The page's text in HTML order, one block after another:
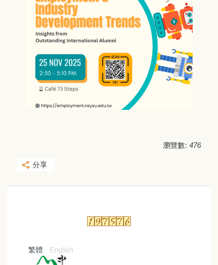
瀏覽數: 476
分享
繁體 English